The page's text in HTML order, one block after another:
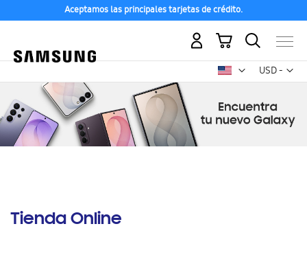
Aceptamos las principales tarjetas de crédito.
USD -
dólar
Mi carrito
Tienda Online